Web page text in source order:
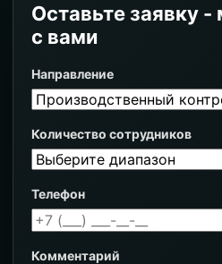
Оставьте заявку
с вами
Направление
Количество сотрудников
Телефон
Комментарий